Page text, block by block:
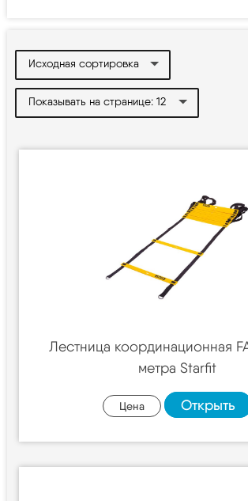
Лестница координационная
метра Starfit
Цена Открыть